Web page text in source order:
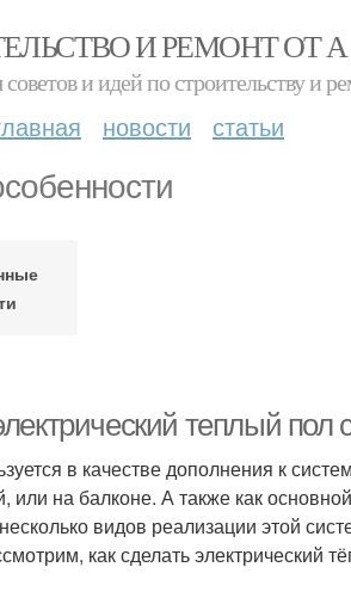
И РЕМОНТ ОТ
и идей по строительству и
новости статьи
теплый
в качестве дополнения к
или на балконе. А также как
видов реализации этой
как сделать электрический